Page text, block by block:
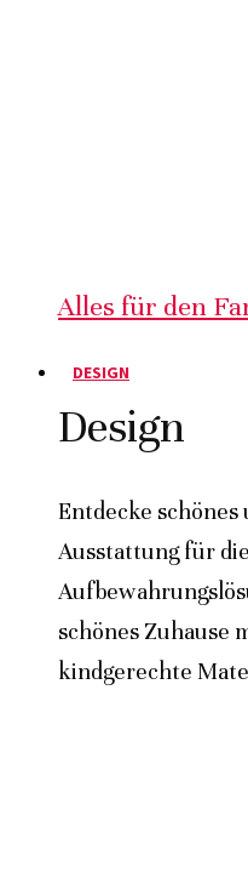
Alles für den
DESIGN
Design
Entdecke
Ausstattung für
schönes Zuhause
kindgerechte